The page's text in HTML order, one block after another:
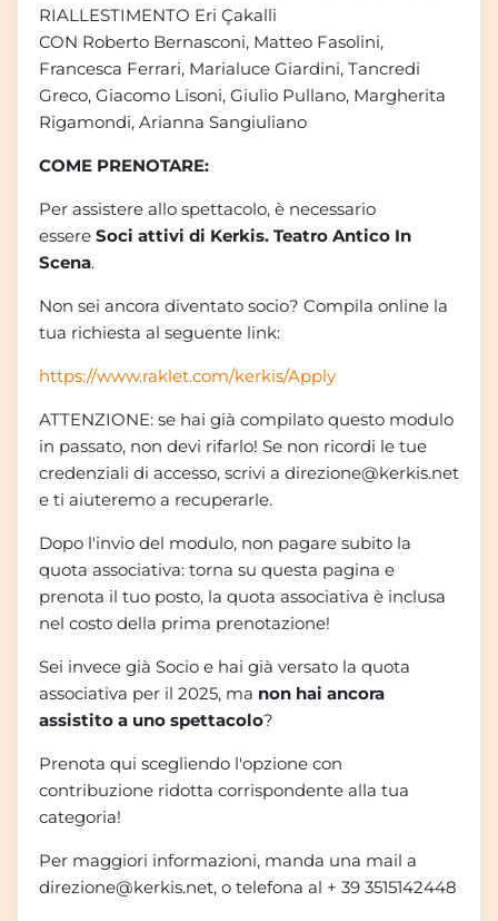
RIALLESTIMENTO Eri Çakalli
CON Roberto Bernasconi, Matteo Fasolini,
Francesca Ferrari, Marialuce Giardini, Tancredi
Greco, Giacomo Lisoni, Giulio Pullano, Margherita
Rigamondi, Arianna Sangiuliano
COME PRENOTARE:
Per assistere allo spettacolo, è necessario
essere Soci attivi di Kerkis. Teatro Antico In
Scena.
Non sei ancora diventato socio? Compila online la
tua richiesta al seguente link:
https://www.raklet.com/kerkis/Apply
ATTENZIONE: se hai già compilato questo modulo
in passato, non devi rifarlo! Se non ricordi le tue
credenziali di accesso, scrivi a direzione@kerkis.net
e ti aiuteremo a recuperarle.
Dopo l'invio del modulo, non pagare subito la
quota associativa: torna su questa pagina e
prenota il tuo posto, la quota associativa è inclusa
nel costo della prima prenotazione!
Sei invece già Socio e hai già versato la quota
associativa per il 2025, ma non hai ancora
assistito a uno spettacolo?
Prenota qui scegliendo l'opzione con
contribuzione ridotta corrispondente alla tua
categoria!
Per maggiori informazioni, manda una mail a
direzione@kerkis.net, o telefona al + 39 3515142448